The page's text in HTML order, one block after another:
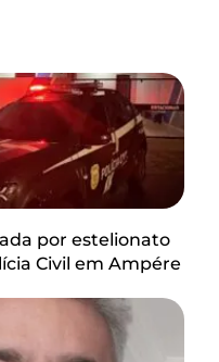
por estelionato
Civil em Ampére